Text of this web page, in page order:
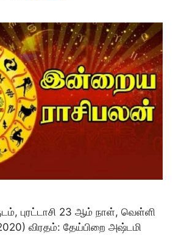
புரட்டாசி 23 ஆம் நாள், வெள்ளி
விரதம்: தேய்பிறை அஷ்டமி